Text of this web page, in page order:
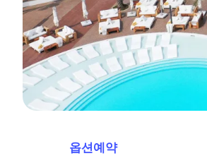
옵션예약